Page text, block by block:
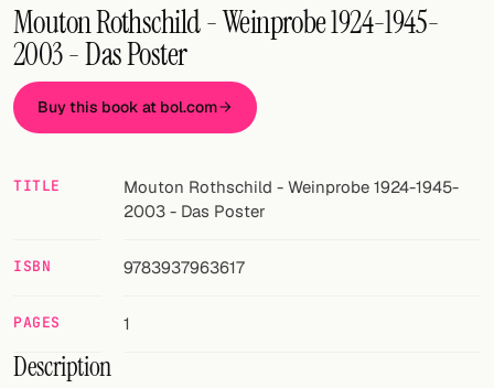
Add your own cocktail or smoothie here.
All liquor
Cocktail glasses
Cocktail books
Units
Mouton Rothschild - Weinprobe 1924-1945-
2003 - Das Poster
Buy this book at bol.com
TITLE
Mouton Rothschild - Weinprobe 1924-1945-
2003 - Das Poster
ISBN 9783937963617
PAGES 1
Description